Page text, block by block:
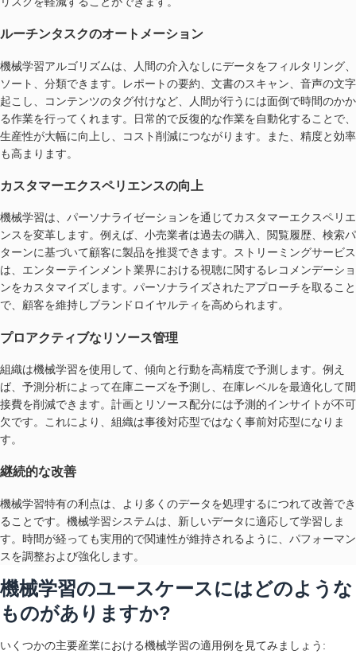
ルーチンタスクのオートメーション
機械学習アルゴリズムは、人間の介入なしにデータをフィルタリング、
ソート、分類できます。レポートの要約、文書のスキャン、音声の文字
起こし、コンテンツのタグ付けなど、人間が行うには面倒で時間のかか
る作業を行ってくれます。日常的で反復的な作業を自動化することで、
生産性が大幅に向上し、コスト削減につながります。また、精度と効率
も高まります。
カスタマーエクスペリエンスの向上
機械学習は、パーソナライゼーションを通じてカスタマーエクスペリエ
ンスを変革します。例えば、小売業者は過去の購入、閲覧履歴、検索パ
ターンに基づいて顧客に製品を推奨できます。ストリーミングサービス
は、エンターテインメント業界における視聴に関するレコメンデーショ
ンをカスタマイズします。パーソナライズされたアプローチを取ること
で、顧客を維持しブランドロイヤルティを高められます。
プロアクティブなリソース管理
組織は機械学習を使用して、傾向と行動を高精度で予測します。例え
ば、予測分析によって在庫ニーズを予測し、在庫レベルを最適化して間
接費を削減できます。計画とリソース配分には予測的インサイトが不可
欠です。これにより、組織は事後対応型ではなく事前対応型になりま
す。
継続的な改善
機械学習特有の利点は、より多くのデータを処理するにつれて改善でき
ることです。機械学習システムは、新しいデータに適応して学習しま
す。時間が経っても実用的で関連性が維持されるように、パフォーマン
スを調整および強化します。
機械学習のユースケースにはどのような
ものがありますか?
いくつかの主要産業における機械学習の適用例を見てみましょう: